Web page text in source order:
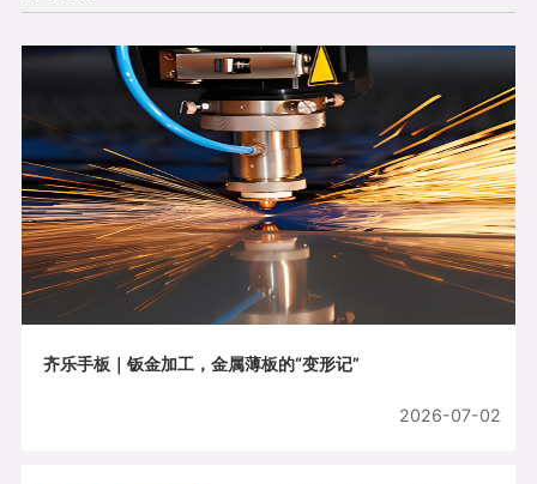
齐乐手板｜钣金加工，金属薄板的“变形记”
2026-07-02